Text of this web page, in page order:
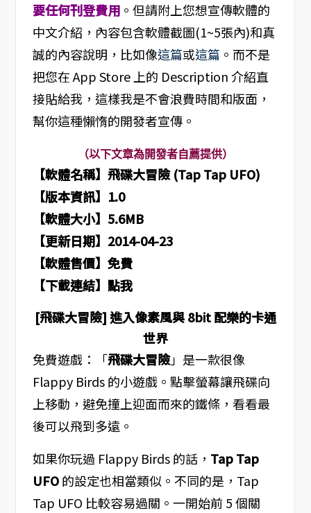
要任何刊登費用。但請附上您想宣傳軟體的
中文介紹，內容包含軟體截圖(1~5張內)和真
誠的內容說明，比如像這篇或這篇 。而不是
把您在 App Store 上的 Description 介紹直
接貼給我，這樣我是不會浪費時間和版面，
幫你這種懶惰的開發者宣傳。
（以下文章為開發者自薦提供）
【軟體名稱】 飛碟大冒險 (Tap Tap UFO)
【版本資訊】1.0
【軟體大小】5.6MB
【更新日期】2014-04-23
【軟體售價】免費
【下載連結】點我
[飛碟大冒險] 進入像素風與 8bit 配樂的卡通
世界
免費遊戲：「飛碟大冒險」是一款很像
Flappy Birds 的小遊戲。點擊螢幕讓飛碟向
上移動，避免撞上迎面而來的鐵條，看看最
後可以飛到多遠。
如果你玩過 Flappy Birds 的話， Tap Tap
UFO的設定也相當類似。不同的是，Tap
Tap UFO 比較容易過關。一開始前 5 個關